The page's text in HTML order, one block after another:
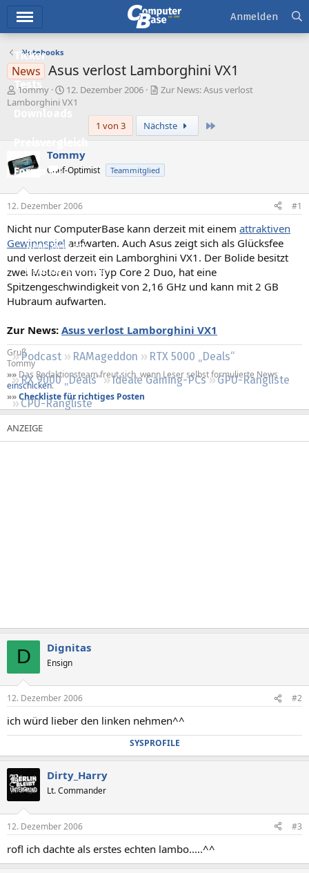
Ticker
Tests
Preisvergleich
Forum
Neue Beiträge
Neueste Aktivitäten
Leserartikel
Podcast RAMageddon
RTX 5000 „Deals“
RX 9000 „Deals“
Ideale Gaming-PCs
GPU-Rangliste
CPU-Rangliste
Anmelden
Notebooks
News Asus verlost Lamborghini VX1
E
r
e
l
e
r
Tommy
E
r
e
l
t
m
12. Dezember 2006
Zur News: Asus verlost
Lamborghini VX1
1 von 3
Nächste
Tommy
Chef-Optimist Teammitglied
12. Dezember 2006 #1
Nicht nur ComputerBase kann derzeit mit einem attraktiven
Gewinnspiel aufwarten. Auch Asus zeigt sich als Glücksfee
und verlost derzeit ein Lamborghini VX1. Der Bolide besitzt
zwei Motoren vom Typ Core 2 Duo, hat eine
Spitzengeschwindigkeit von 2,16 GHz und kann mit 2 GB
Hubraum aufwarten.
Zur News: Asus verlost Lamborghini VX1
Gruß
Tommy
»» Das Redaktionsteam freut sich, wenn Leser selbst formulierte News
einschicken.
»»Checkliste für richtiges Posten
D Dignitas
Ensign
12. Dezember 2006 #2
ich würd lieber den linken nehmen^^
SYSPROFILE
Dirty_Harry
Lt. Commander
12. Dezember 2006 #3
rofl ich dachte als erstes echten lambo.....^^